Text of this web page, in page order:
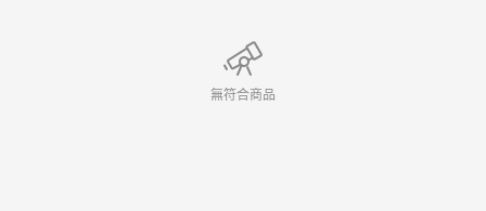
無符合商品